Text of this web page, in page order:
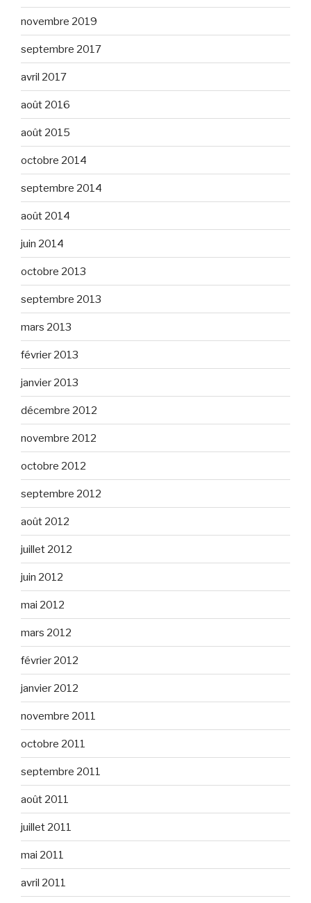
novembre 2019
septembre 2017
avril 2017
août 2016
août 2015
octobre 2014
septembre 2014
août 2014
juin 2014
octobre 2013
septembre 2013
mars 2013
février 2013
janvier 2013
décembre 2012
novembre 2012
octobre 2012
septembre 2012
août 2012
juillet 2012
juin 2012
mai 2012
mars 2012
février 2012
janvier 2012
novembre 2011
octobre 2011
septembre 2011
août 2011
juillet 2011
mai 2011
avril 2011